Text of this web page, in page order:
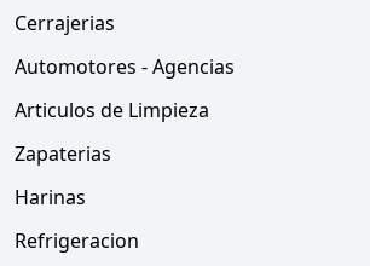
Cerrajerias
Automotores - Agencias
Articulos de Limpieza
Zapaterias
Harinas
Refrigeracion